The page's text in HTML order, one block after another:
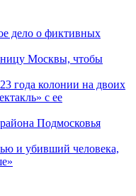
дело о фиктивных
Москвы, чтобы
года колонии на двоих
с ее
Подмосковья
и убивший человека,